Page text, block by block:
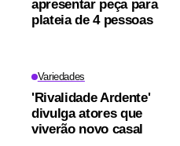
apresentar peça para
plateia de 4 pessoas
Variedades
'Rivalidade Ardente'
divulga atores que
viverão novo casal